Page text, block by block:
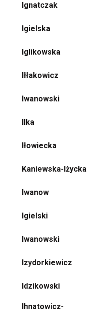
Ignatczak
Igielska
Iglikowska
Iłłakowicz
Iwanowski
Ilka
Iłowiecka
Kaniewska-Iżycka
Iwanow
Igielski
Iwanowski
Izydorkiewicz
Idzikowski
Ihnatowicz-